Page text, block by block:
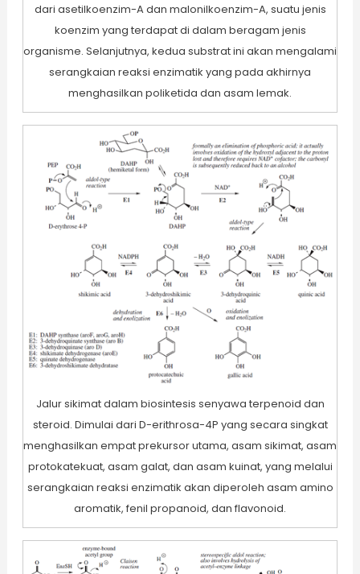
dari asetilkoenzim-A dan malonilkoenzim-A, suatu jenis
koenzim yang terdapat di dalam beragam jenis
organisme. Selanjutnya, kedua substrat ini akan mengalami
serangkaian reaksi enzimatik yang pada akhirnya
menghasilkan poliketida dan asam lemak.
Jalur sikimat dalam biosintesis senyawa terpenoid dan
steroid. Dimulai dari D-erithrosa-4P yang secara singkat
menghasilkan empat prekursor utama, asam sikimat, asam
protokatekuat, asam galat, dan asam kuinat, yang melalui
serangkaian reaksi enzimatik akan diperoleh asam amino
aromatik, fenil propanoid, dan flavonoid.